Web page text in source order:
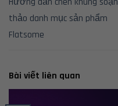
thảo danh mục sản phẩm
Flatsome
Bài viết liên quan